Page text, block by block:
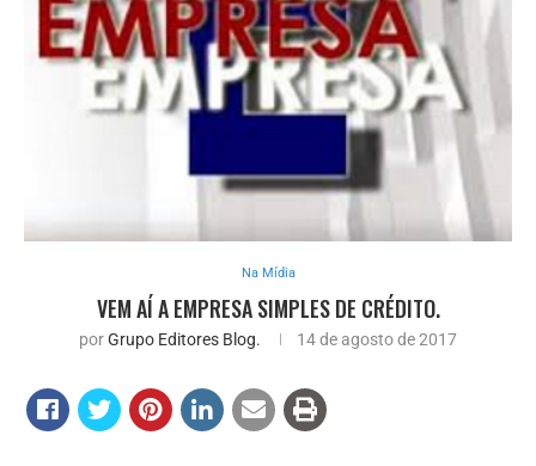
Na Mídia
VEM AÍ A EMPRESA SIMPLES DE CRÉDITO.
porGrupo Editores Blog. 14 de agosto de 2017